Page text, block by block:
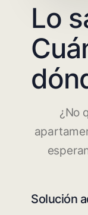
Lo
¿No
Solución